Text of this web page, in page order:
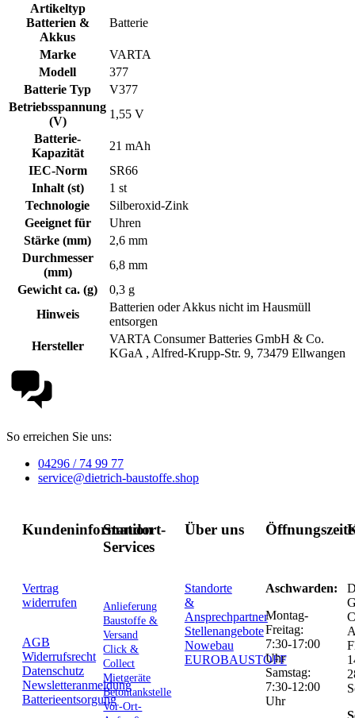
Artikeltyp
Batterien &
Akkus
Batterie
Marke
VARTA
Modell
377
Batterie Typ
V377
Betriebsspannung
(V)
1,55 V
Batterie-
Kapazität
21 mAh
IEC-Norm
SR66
Inhalt (st)
1 st
Technologie
Silberoxid-Zink
Geeignet für
Uhren
Stärke (mm)
2,6 mm
Durchmesser
(mm)
6,8 mm
Gewicht ca. (g)
0,3 g
Hinweis
Batterien oder Akkus nicht im Hausmüll
entsorgen
Hersteller
VARTA Consumer Batteries GmbH & Co.
KGaA , Alfred-Krupp-Str. 9, 73479 Ellwangen
So erreichen Sie uns:
04296 / 74 99 77
service@dietrich-baustoffe.shop
Kundeninformation
Vertrag
widerrufen
AGB
Widerrufsrecht
Datenschutz
Newsletteranmeldung
Batterieentsorgung
Standort-
Services
Anlieferung
Baustoffe &
Versand
Click &
Collect
Mietgeräte
Betontankstelle
Vor-Ort-
Über uns
Standorte
&
Ansprechpartner
Stellenangebote
Nowebau
EUROBAUSTOFF
Aschwarden:
Montag-
Freitag:
7:30-17:00
Uhr
Samstag:
7:30-12:00
Uhr